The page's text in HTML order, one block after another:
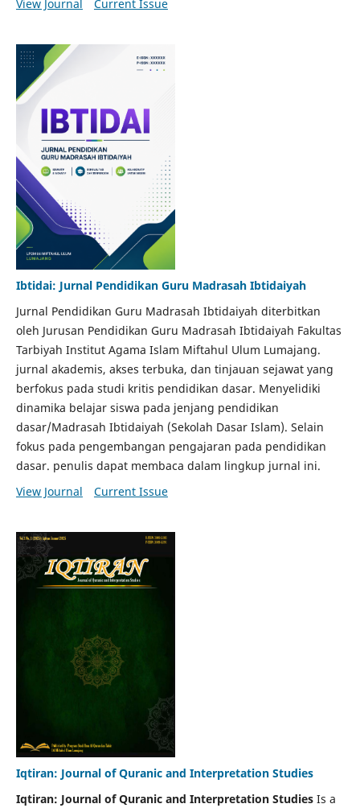
View Journal
Current Issue
Ibtidai: Jurnal Pendidikan Guru Madrasah Ibtidaiyah
Jurnal Pendidikan Guru Madrasah Ibtidaiyah diterbitkan
oleh Jurusan Pendidikan Guru Madrasah Ibtidaiyah Fakultas
Tarbiyah Institut Agama Islam Miftahul Ulum Lumajang.
jurnal akademis, akses terbuka, dan tinjauan sejawat yang
berfokus pada studi kritis pendidikan dasar. Menyelidiki
dinamika belajar siswa pada jenjang pendidikan
dasar/Madrasah Ibtidaiyah (Sekolah Dasar Islam). Selain
fokus pada pengembangan pengajaran pada pendidikan
dasar. penulis dapat membaca dalam lingkup jurnal ini.
View Journal
Current Issue
Iqtiran: Journal of Quranic and Interpretation Studies
Iqtiran: Journal of Quranic and Interpretation StudiesIs a